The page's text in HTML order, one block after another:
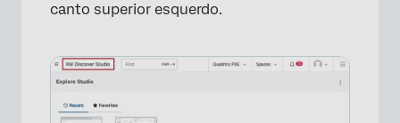
canto superior esquerdo.